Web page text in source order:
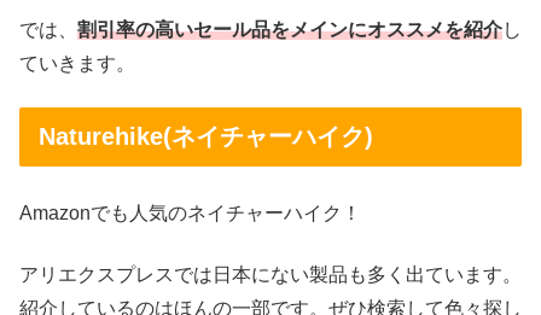
では、 割引率の高いセール品をメインにオススメを紹介し
ていきます。
Naturehike(ネイチャーハイク)
Amazonでも人気のネイチャーハイク！
アリエクスプレスでは日本にない製品も多く出ています。
紹介しているのはほんの一部です。ぜひ検索して色々探し